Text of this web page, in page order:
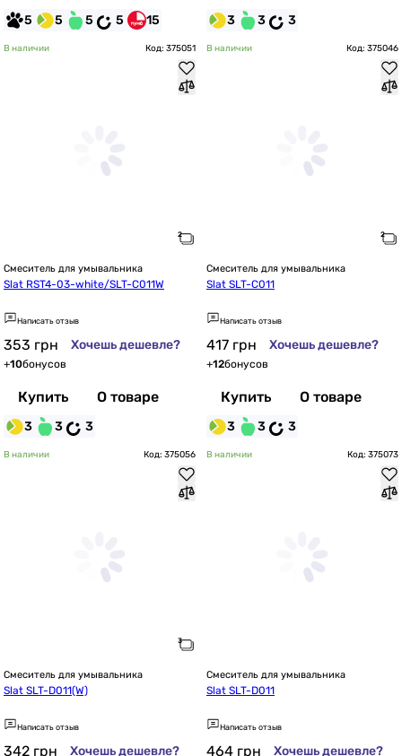
5 5 5 5 15 3 3 3
В наличии Код: 375051
Смеситель для умывальника
Slat RST4-03-white/SLT-C011W
Написать отзыв
353 грн Хочешь дешевле?
+10бонусов
Купить О товаре
3 3 3
В наличии Код: 375046
Смеситель для умывальника
Slat SLT-C011
Написать отзыв
417 грн Хочешь дешевле?
+12бонусов
Купить О товаре
3 3 3
В наличии Код: 375056
Смеситель для умывальника
Slat SLT-D011(W)
Написать отзыв
342 грн Хочешь дешевле?
В наличии Код: 375073
Смеситель для умывальника
Slat SLT-D011
Написать отзыв
464 грн Хочешь дешевле?